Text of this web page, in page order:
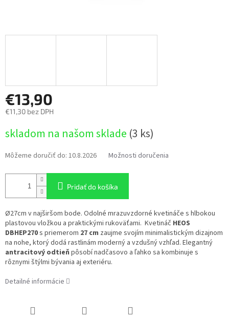
€13,90
€11,30 bez DPH
cena:
skladom na našom sklade (3 ks)
Môžeme doručiť do: 10.8.2026 Možnosti doručenia
Pridať do košíka
Ø27cm v najširšom bode. Odolné mrazuvzdorné kvetináče s hlbokou
plastovou vložkou a praktickými rukoväťami. Kvetináč HEOS
DBHEP270s priemerom 27 cm zaujme svojím minimalistickým dizajnom
na nohe, ktorý dodá rastlinám moderný a vzdušný vzhľad. Elegantný
antracitový odtieň pôsobí nadčasovo a ľahko sa kombinuje s
rôznymi štýlmi bývania aj exteriéru.
Detailné informácie